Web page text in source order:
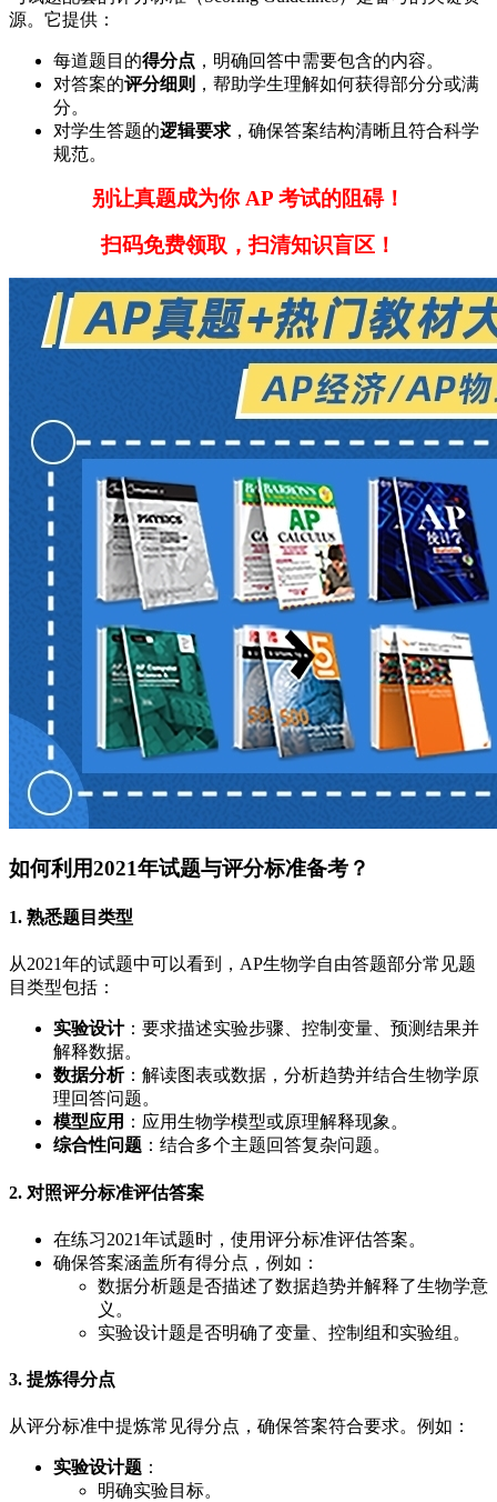
源。它提供：
每道题目的得分点 ，明确回答中需要包含的内容。
对答案的评分细则 ，帮助学生理解如何获得部分分或满
分。
对学生答题的逻辑要求 ，确保答案结构清晰且符合科学
规范。
别让真题成为你 AP 考试的阻碍！
扫码免费领取，扫清知识盲区！
如何利用2021年试题与评分标准备考？
1. 熟悉题目类型
从2021年的试题中可以看到，AP生物学自由答题部分常见题
目类型包括：
实验设计：要求描述实验步骤、控制变量、预测结果并
解释数据。
数据分析：解读图表或数据，分析趋势并结合生物学原
理回答问题。
模型应用 ：应用生物学模型或原理解释现象。
综合性问题 ：结合多个主题回答复杂问题。
2. 对照评分标准评估答案
在练习2021年试题时，使用评分标准评估答案。
确保答案涵盖所有得分点，例如：
数据分析题是否描述了数据趋势并解释了生物学意
义。
实验设计题是否明确了变量、控制组和实验组。
3. 提炼得分点
从评分标准中提炼常见得分点，确保答案符合要求。例如：
实验设计题 ：
明确实验目标。